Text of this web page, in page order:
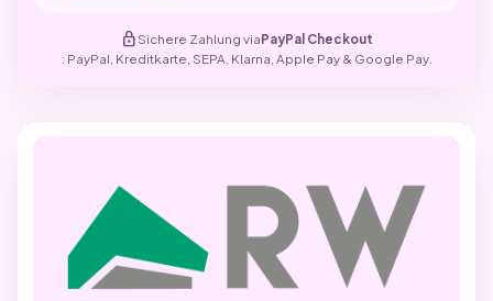
lock Sichere Zahlung viaPayPal Checkout
: PayPal, Kreditkarte, SEPA, Klarna, Apple Pay & Google Pay.